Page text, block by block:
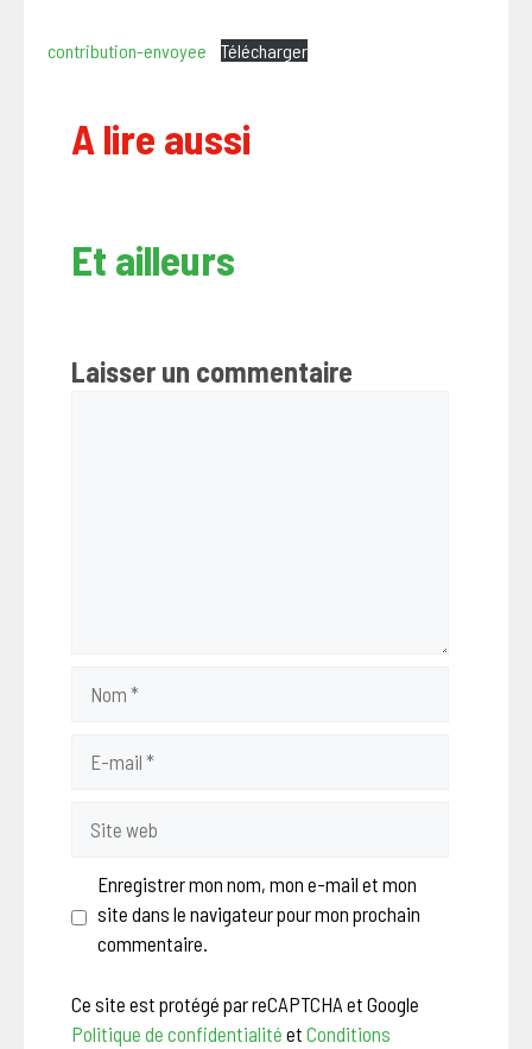
contribution-envoyee Télécharger
A lire aussi
Et ailleurs
Laisser un commentaire
mail
web
Enregistrer mon nom, mon e-mail et mon
site dans le navigateur pour mon prochain
commentaire.
Ce site est protégé par reCAPTCHA et Google
Politique de confidentialité et Conditions